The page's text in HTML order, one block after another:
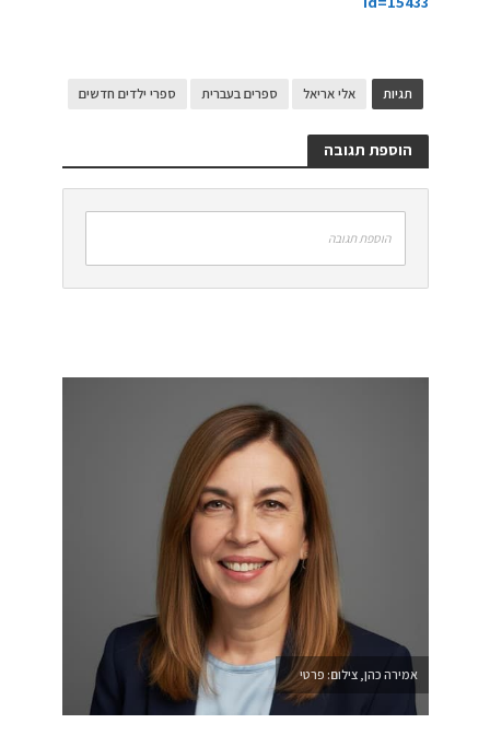
תגיות אלי אריאל ספרים בעברית ספרי ילדים חדשים
הוספת תגובה
הוספת תגובה
אמירה כהן, צילום: פרטי